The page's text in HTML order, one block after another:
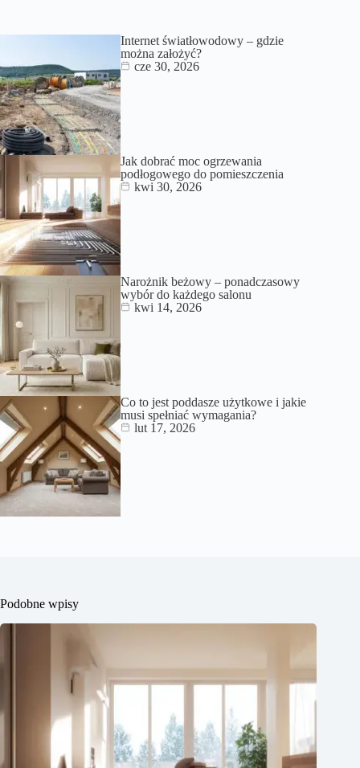
Internet światłowodowy – gdzie
można założyć?
cze 30, 2026
Jak dobrać moc ogrzewania
podłogowego do pomieszczenia
kwi 30, 2026
Narożnik beżowy – ponadczasowy
wybór do każdego salonu
kwi 14, 2026
Co to jest poddasze użytkowe i jakie
musi spełniać wymagania?
lut 17, 2026
Podobne wpisy